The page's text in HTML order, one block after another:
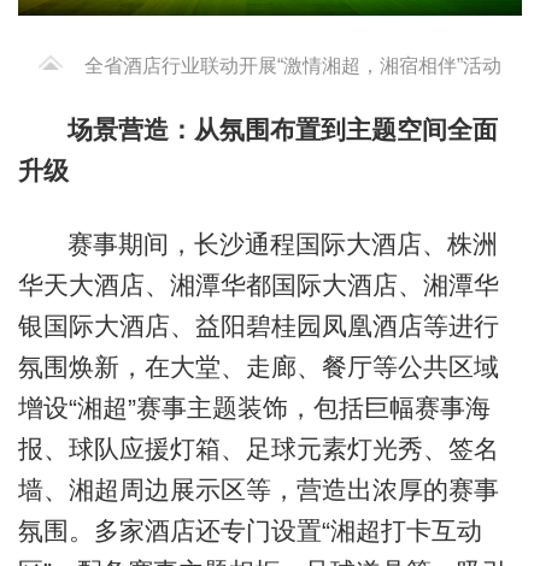
全省酒店行业联动开展“激情湘超，湘宿相伴”活动
场景营造：从氛围布置到主题空间全面
升级
赛事期间，长沙通程国际大酒店、株洲
华天大酒店、湘潭华都国际大酒店、湘潭华
银国际大酒店、益阳碧桂园凤凰酒店等进行
氛围焕新，在大堂、走廊、餐厅等公共区域
增设“湘超”赛事主题装饰，包括巨幅赛事海
报、球队应援灯箱、足球元素灯光秀、签名
墙、湘超周边展示区等，营造出浓厚的赛事
氛围。多家酒店还专门设置“湘超打卡互动